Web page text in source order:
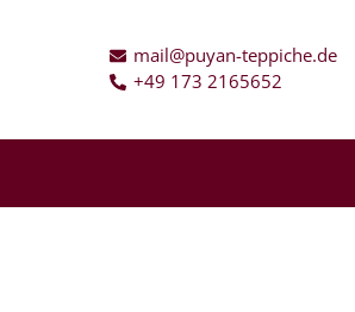
mail@puyan-teppiche.de
+49 173 2165652